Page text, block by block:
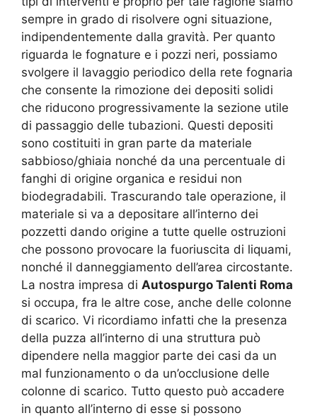
sempre in grado di risolvere ogni situazione,
indipendentemente dalla gravità. Per quanto
riguarda le fognature e i pozzi neri, possiamo
svolgere il lavaggio periodico della rete fognaria
che consente la rimozione dei depositi solidi
che riducono progressivamente la sezione utile
di passaggio delle tubazioni. Questi depositi
sono costituiti in gran parte da materiale
sabbioso/ghiaia nonché da una percentuale di
fanghi di origine organica e residui non
biodegradabili. Trascurando tale operazione, il
materiale si va a depositare all’interno dei
pozzetti dando origine a tutte quelle ostruzioni
che possono provocare la fuoriuscita di liquami,
nonché il danneggiamento dell’area circostante.
La nostra impresa di Autospurgo Talenti Roma
si occupa, fra le altre cose, anche delle colonne
di scarico. Vi ricordiamo infatti che la presenza
della puzza all’interno di una struttura può
dipendere nella maggior parte dei casi da un
mal funzionamento o da un’occlusione delle
colonne di scarico. Tutto questo può accadere
in quanto all’interno di esse si possono